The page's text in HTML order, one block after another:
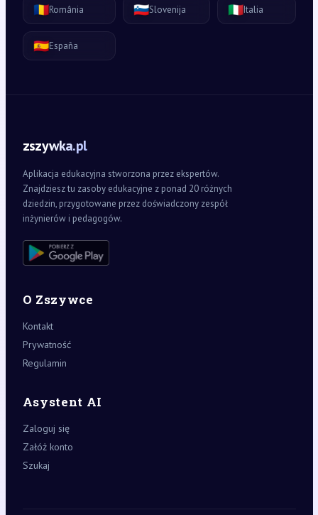
🇷🇴România 🇸🇮Slovenija 🇮🇹Italia
🇪🇸España
zszywka.pl
Aplikacja edukacyjna stworzona przez ekspertów.
Znajdziesz tu zasoby edukacyjne z ponad 20 różnych
dziedzin, przygotowane przez doświadczony zespół
inżynierów i pedagogów.
O Zszywce
Kontakt
Prywatność
Regulamin
Asystent AI
Zaloguj się
Załóż konto
Szukaj